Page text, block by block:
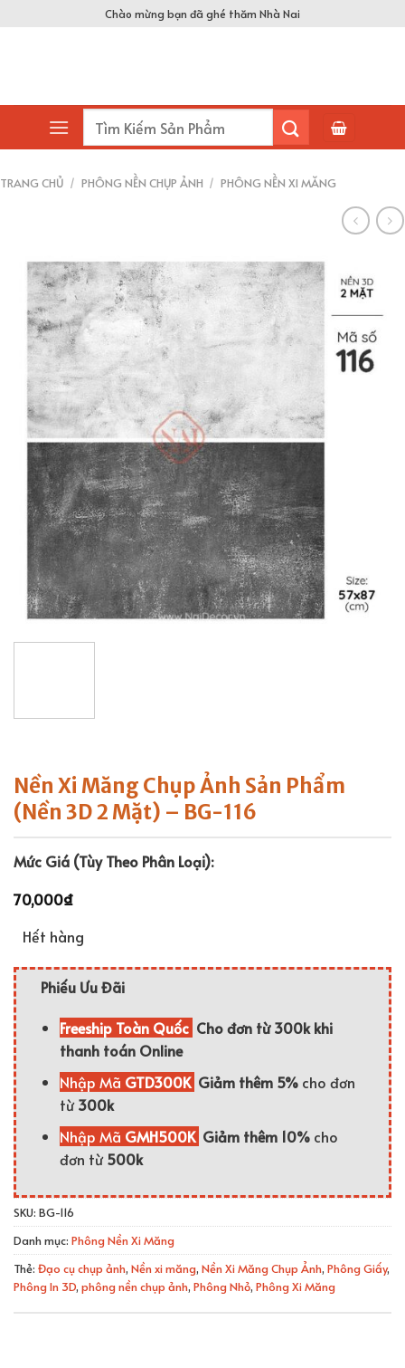
Chào mừng bạn đã ghé thăm Nhà Nai
Tìm
kiếm:
TRANG CHỦ / PHÔNG NỀN CHỤP ẢNH / PHÔNG NỀN XI MĂNG
Nền Xi Măng Chụp Ảnh Sản Phẩm
(Nền 3D 2 Mặt) – BG-116
Mức Giá (Tùy Theo Phân Loại):
70,000₫
Hết hàng
Phiếu Ưu Đãi
Freeship Toàn Quốc Cho đơn từ 300k khi
thanh toán Online
Nhập Mã GTD300K Giảm thêm 5%cho đơn
từ300k
Nhập Mã GMH500K Giảm thêm 10%cho
đơn từ500k
SKU: BG-116
Danh mục: Phông Nền Xi Măng
Thẻ: Đạo cụ chụp ảnh, Nền xi măng, Nền Xi Măng Chụp Ảnh, Phông Giấy,
Phông In 3D, phông nền chụp ảnh, Phông Nhỏ, Phông Xi Măng